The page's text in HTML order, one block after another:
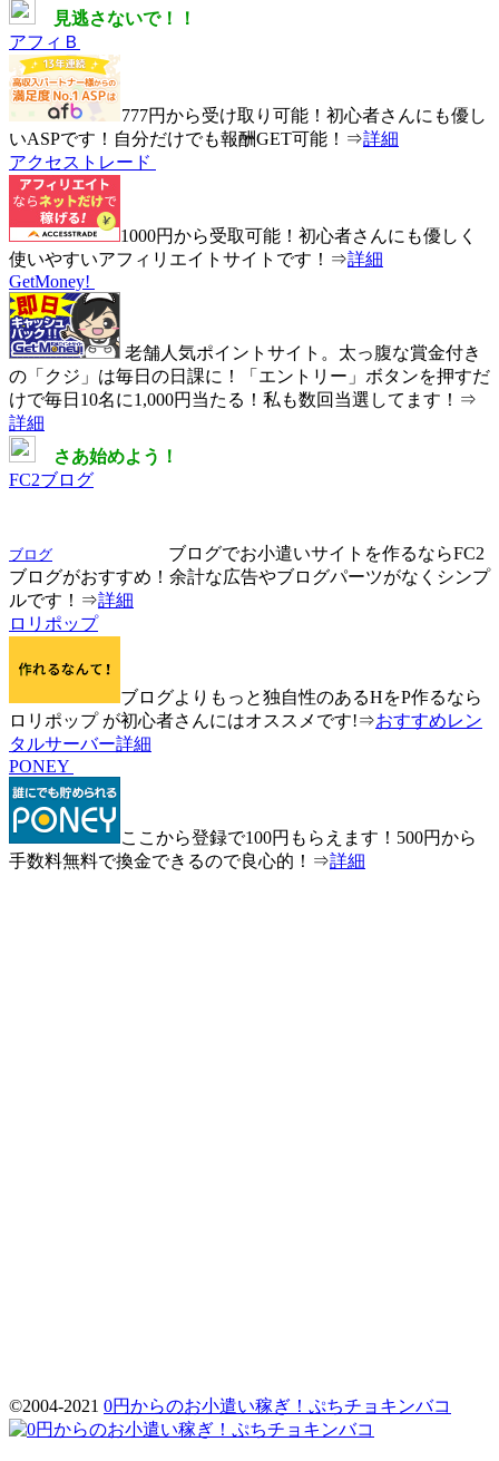
見逃さないで！！
アフィＢ
777円から受け取り可能！初心者さんにも優し
いASPです！自分だけでも報酬GET可能！⇒詳細
アクセストレード
1000円から受取可能！初心者さんにも優しく
使いやすいアフィリエイトサイトです！⇒詳細
GetMoney!
老舗人気ポイントサイト。太っ腹な賞金付き
の「クジ」は毎日の日課に！
「エントリー」ボタンを押すだ
けで毎日10名に1,000円当たる！ 私も数回当選してます！⇒
詳細
さあ始めよう！
FC2ブログ
ブログ
ブログでお小遣いサイトを作るならFC2
ブログがおすすめ！余計な広告やブログパーツがなくシンプ
ルです！⇒詳細
ロリポップ
ブログよりもっと独自性のあるHをP作るなら
ロリポップ が初心者さんにはオススメです!⇒おすすめレン
タルサーバー詳細
PONEY
ここから登録で100円もらえます！500円から
手数料無料で換金できるので良心的！⇒詳細
©️2004-2021 0円からのお小遣い稼ぎ！ぷちチョキンバコ